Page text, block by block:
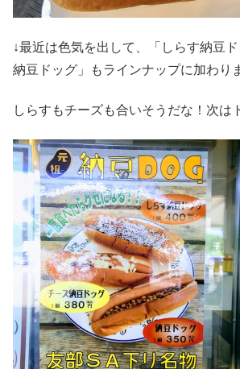
↓最近は色気を出して、「しらす納豆
納豆ドッグ」もラインナップに加わり
しらすもチーズも合いそうだな！次は